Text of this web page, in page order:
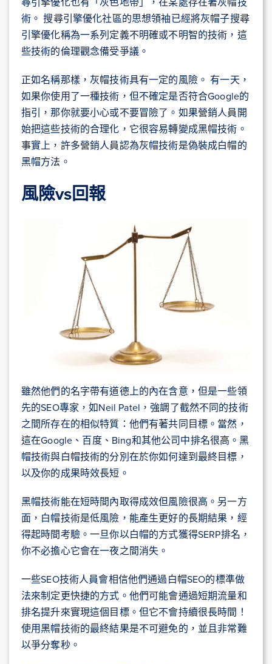
術。 搜尋引擎優化社區的思想領袖已經將灰帽子搜尋
引擎優化稱為一系列定義不明確或不明智的技術，這
些技術的倫理觀念備受爭議。
正如名稱那樣，灰帽技術具有一定的風險。 有一天，
如果你使用了一種技術，但不確定是否符合Google的
指引，那你就要小心或不要冒險了。如果營銷人員開
始把這些技術的合理化，它很容易轉變成黑帽技術。
事實上，許多營銷人員認為灰帽技術是偽裝成白帽的
黑帽方法。
風險vs回報
雖然他們的名字帶有道德上的內在含意，但是一些領
先的SEO專家，如Neil Patel，強調了截然不同的技術
之間所存在的相似特質：他們有著共同目標。當然，
這在Google、百度、Bing和其他公司中排名很高。黑
帽技術與白帽技術的分別在於你如何達到最終目標，
以及你的成果時效長短。
黑帽技術能在短時間內取得成效但風險很高。另一方
面，白帽技術是低風險，能產生更好的長期結果，經
得起時間考驗。一旦你以白帽的方式獲得SERP排名，
你不必擔心它會在一夜之間消失。
一些SEO技術人員會相信他們通過白帽SEO的標準做
法來制定更快捷的方式。他們可能會通過短期流量和
排名提升來實現這個目標。但它不會持續很長時間！
使用黑帽技術的最終結果是不可避免的，並且非常難
以爭分奪秒。